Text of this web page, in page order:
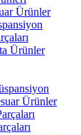
Ürünler
Ürünler
Ürünler